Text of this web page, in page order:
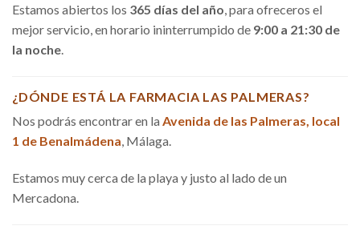
Estamos abiertos los 365 días del año, para ofreceros el
mejor servicio, en horario ininterrumpido de 9:00 a 21:30 de
la noche.
¿DÓNDE ESTÁ LA FARMACIA LAS PALMERAS?
Nos podrás encontrar en la Avenida de las Palmeras, local
1 de Benalmádena, Málaga.
Estamos muy cerca de la playa y justo al lado de un
Mercadona.